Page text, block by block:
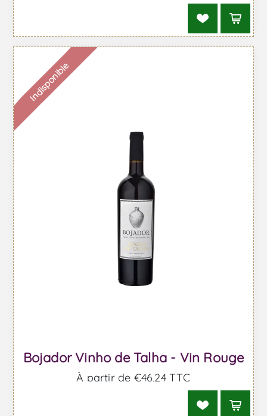
Indisponible
Bojador Vinho de Talha - Vin Rouge
À partir de €46,24 TTC